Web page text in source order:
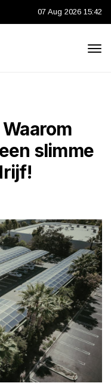
07 Aug 2026 15:42
slimme